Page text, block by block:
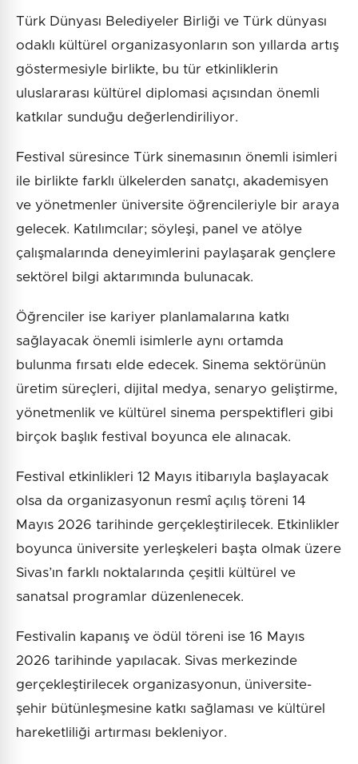
Türk Dünyası Belediyeler Birliği ve Türk dünyası
odaklı kültürel organizasyonların son yıllarda artış
göstermesiyle birlikte, bu tür etkinliklerin
uluslararası kültürel diplomasi açısından önemli
katkılar sunduğu değerlendiriliyor.
Festival süresince Türk sinemasının önemli isimleri
ile birlikte farklı ülkelerden sanatçı, akademisyen
ve yönetmenler üniversite öğrencileriyle bir araya
gelecek. Katılımcılar; söyleşi, panel ve atölye
çalışmalarında deneyimlerini paylaşarak gençlere
sektörel bilgi aktarımında bulunacak.
Öğrenciler ise kariyer planlamalarına katkı
sağlayacak önemli isimlerle aynı ortamda
bulunma fırsatı elde edecek. Sinema sektörünün
üretim süreçleri, dijital medya, senaryo geliştirme,
yönetmenlik ve kültürel sinema perspektifleri gibi
birçok başlık festival boyunca ele alınacak.
Festival etkinlikleri 12 Mayıs itibarıyla başlayacak
olsa da organizasyonun resmî açılış töreni 14
Mayıs 2026 tarihinde gerçekleştirilecek. Etkinlikler
boyunca üniversite yerleşkeleri başta olmak üzere
Sivas’ın farklı noktalarında çeşitli kültürel ve
sanatsal programlar düzenlenecek.
Festivalin kapanış ve ödül töreni ise 16 Mayıs
2026 tarihinde yapılacak. Sivas merkezinde
gerçekleştirilecek organizasyonun, üniversite-
şehir bütünleşmesine katkı sağlaması ve kültürel
hareketliliği artırması bekleniyor.